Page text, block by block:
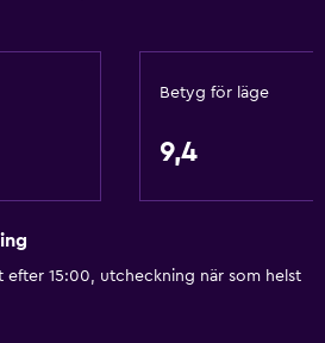
Betyg för läge
9,4
efter 15:00, utcheckning när som helst